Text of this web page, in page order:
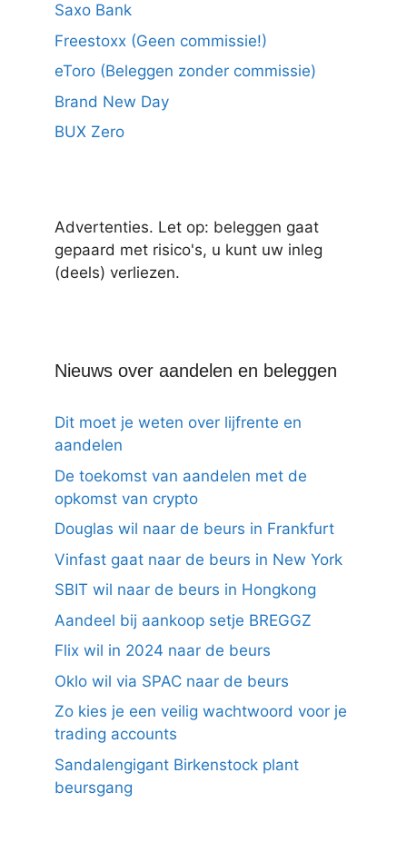
Saxo Bank
Freestoxx (Geen commissie!)
eToro (Beleggen zonder commissie)
Brand New Day
BUX Zero
Advertenties. Let op: beleggen gaat
gepaard met risico's, u kunt uw inleg
(deels) verliezen.
Nieuws over aandelen en beleggen
Dit moet je weten over lijfrente en
aandelen
De toekomst van aandelen met de
opkomst van crypto
Douglas wil naar de beurs in Frankfurt
Vinfast gaat naar de beurs in New York
SBIT wil naar de beurs in Hongkong
Aandeel bij aankoop setje BREGGZ
Flix wil in 2024 naar de beurs
Oklo wil via SPAC naar de beurs
Zo kies je een veilig wachtwoord voor je
trading accounts
Sandalengigant Birkenstock plant
beursgang